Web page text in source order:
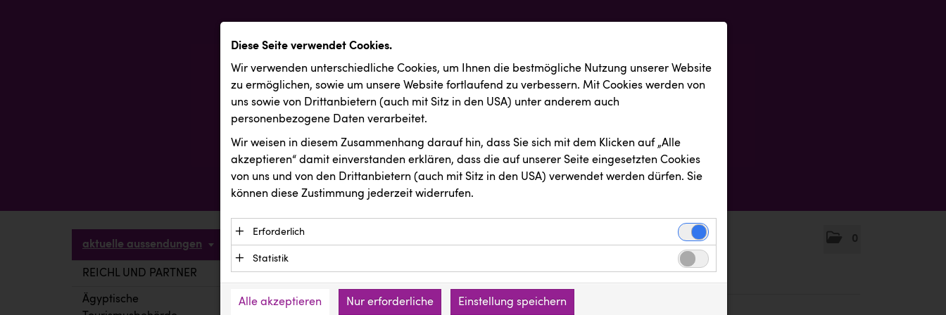
0
aktuelle aussendungen
REICHL UND PARTNER
Ägyptische
Diese Seite verwendet Cookies.
Wir verwenden unterschiedliche Cookies, um Ihnen die best­mögliche Nutzung unserer Website
zu ermöglichen, sowie um unsere Website fortlaufend zu verbessern. Mit Cookies werden von
uns sowie von Drittanbietern (auch mit Sitz in den USA) unter anderem auch
personenbezogene Daten verarbeitet.
Wir weisen in diesem Zusammenhang darauf hin, dass Sie sich mit dem Klicken auf „Alle
akzeptieren“ damit ein­ver­standen erklären, dass die auf unserer Seite eingesetzten Cookies
von uns und von den Drittanbietern (auch mit Sitz in den USA) verwendet werden dürfen. Sie
können diese Zustimmung jederzeit widerrufen.
Erforderlich
Essenzielle Cookies ermöglichen grundlegende Funktionen und sind für die einwandfreie
Funktion der Website erforderlich. Diese Cookies speichern keine personenbezogenen
Daten und werden an keine Dritten übermittelt.
Anbieter: Eigentümer der Website (Erstanbieter)
Statistik
verstehen, wie unsere Besucher unsere Website nutzen.
Alle akzeptieren Nur erforderliche Einstellung speichern